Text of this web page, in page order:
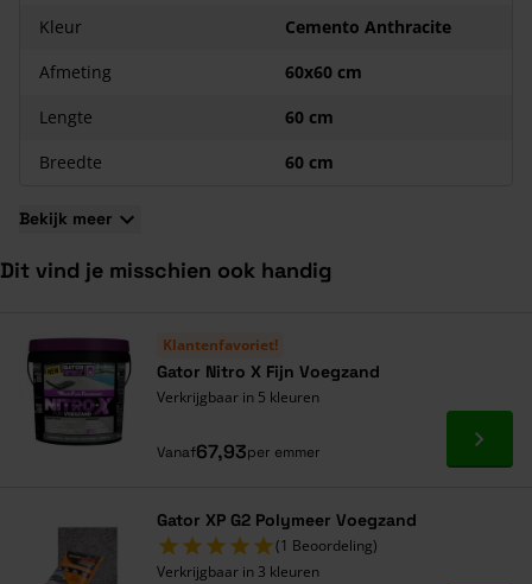
4 cm dik;
Unieke combinatie van beton en keramiek;
Onderhoudsvriendelijk, UV-bestendig en krasvrij;
Kleur
Cemento Anthracite
Afmeting
60x60 cm
Lengte
60 cm
Breedte
60 cm
Bekijk meer
Dit vind je misschien ook handig
Klantenfavoriet!
Gator Nitro X Fijn Voegzand
Verkrijgbaar in 5 kleuren
Vanaf67,93per emmer Ga
Gator XP G2 Polymeer Voegzand
(1 Beoordeling)
Verkrijgbaar in 3 kleuren